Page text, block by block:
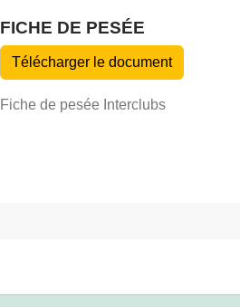
FICHE DE PESÉE
Télécharger le document
Fiche de pesée Interclubs